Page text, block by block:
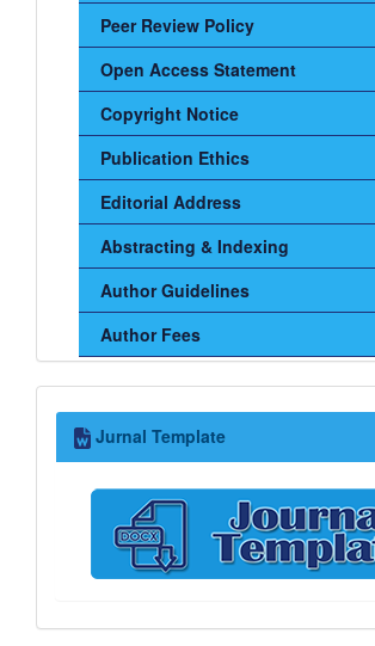
Peer Review Policy
Open Access Statement
Copyright Notice
Publication Ethics
Editorial Address
Abstracting & Indexing
Author Guidelines
Author Fees
Jurnal
Template
Jurnal Template